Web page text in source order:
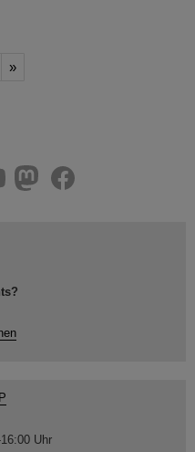
»
Uhr